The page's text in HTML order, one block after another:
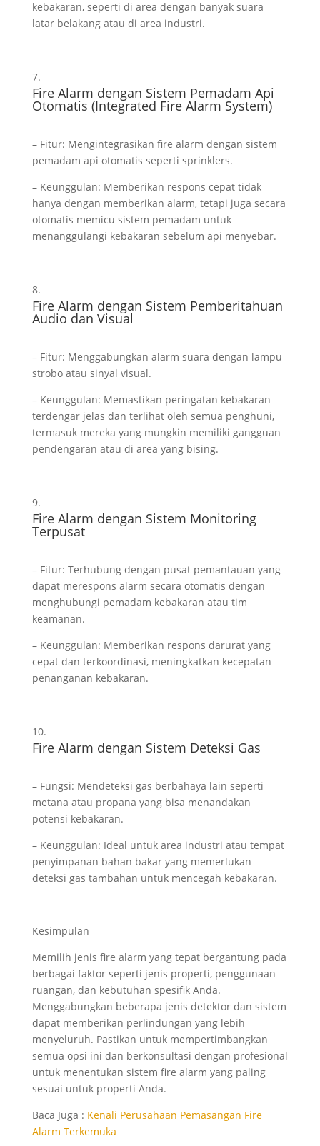
kebakaran, seperti di area dengan banyak suara
latar belakang atau di area industri.
Fire Alarm dengan Sistem Pemadam Api
Otomatis (Integrated Fire Alarm System)
– Fitur: Mengintegrasikan fire alarm dengan sistem
pemadam api otomatis seperti sprinklers.
– Keunggulan: Memberikan respons cepat tidak
hanya dengan memberikan alarm, tetapi juga secara
otomatis memicu sistem pemadam untuk
menanggulangi kebakaran sebelum api menyebar.
Fire Alarm dengan Sistem Pemberitahuan
Audio dan Visual
– Fitur: Menggabungkan alarm suara dengan lampu
strobo atau sinyal visual.
– Keunggulan: Memastikan peringatan kebakaran
terdengar jelas dan terlihat oleh semua penghuni,
termasuk mereka yang mungkin memiliki gangguan
pendengaran atau di area yang bising.
Fire Alarm dengan Sistem Monitoring
Terpusat
– Fitur: Terhubung dengan pusat pemantauan yang
dapat merespons alarm secara otomatis dengan
menghubungi pemadam kebakaran atau tim
keamanan.
– Keunggulan: Memberikan respons darurat yang
cepat dan terkoordinasi, meningkatkan kecepatan
penanganan kebakaran.
Fire Alarm dengan Sistem Deteksi Gas
– Fungsi: Mendeteksi gas berbahaya lain seperti
metana atau propana yang bisa menandakan
potensi kebakaran.
– Keunggulan: Ideal untuk area industri atau tempat
penyimpanan bahan bakar yang memerlukan
deteksi gas tambahan untuk mencegah kebakaran.
Kesimpulan
Memilih jenis fire alarm yang tepat bergantung pada
berbagai faktor seperti jenis properti, penggunaan
ruangan, dan kebutuhan spesifik Anda.
Menggabungkan beberapa jenis detektor dan sistem
dapat memberikan perlindungan yang lebih
menyeluruh. Pastikan untuk mempertimbangkan
semua opsi ini dan berkonsultasi dengan profesional
untuk menentukan sistem fire alarm yang paling
sesuai untuk properti Anda.
Baca Juga : Kenali Perusahaan Pemasangan Fire
Alarm Terkemuka